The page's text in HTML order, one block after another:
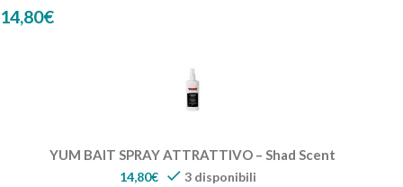
14,80€
YUM BAIT SPRAY ATTRATTIVO – Shad Scent
14,80€ 3 disponibili